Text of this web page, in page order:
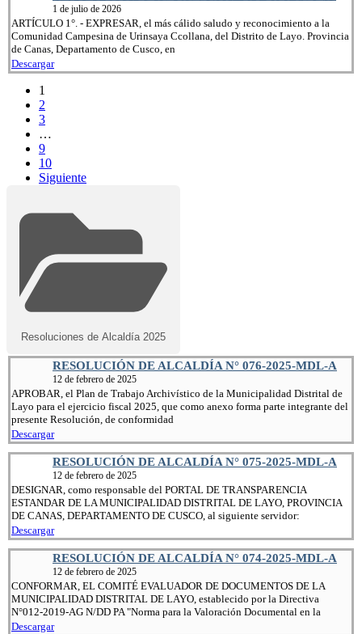
1 de julio de 2026
ARTÍCULO 1°. - EXPRESAR, el más cálido saludo y reconocimiento a la
Comunidad Campesina de Urinsaya Ccollana, del Distrito de Layo. Provincia
de Canas, Departamento de Cusco, en
Descargar
1
2
3
…
9
10
Siguiente
Resoluciones de Alcaldía 2025
RESOLUCIÓN DE ALCALDÍA N° 076-2025-MDL-A
12 de febrero de 2025
APROBAR, el Plan de Trabajo Archivístico de la Municipalidad Distrital de
Layo para el ejercicio fiscal 2025, que como anexo forma parte integrante del
presente Resolución, de conformidad
Descargar
RESOLUCIÓN DE ALCALDÍA N° 075-2025-MDL-A
12 de febrero de 2025
DESIGNAR, como responsable del PORTAL DE TRANSPARENCIA
ESTANDAR DE LA MUNICIPALIDAD DISTRITAL DE LAYO, PROVINCIA
DE CANAS, DEPARTAMENTO DE CUSCO, al siguiente servidor:
Descargar
RESOLUCIÓN DE ALCALDÍA N° 074-2025-MDL-A
12 de febrero de 2025
CONFORMAR, EL COMITÉ EVALUADOR DE DOCUMENTOS DE LA
MUNICIPALIDAD DISTRITAL DE LAYO, establecido por la Directiva
N°012-2019-AG N/DD PA "Norma para la Valoración Documental en la
Descargar